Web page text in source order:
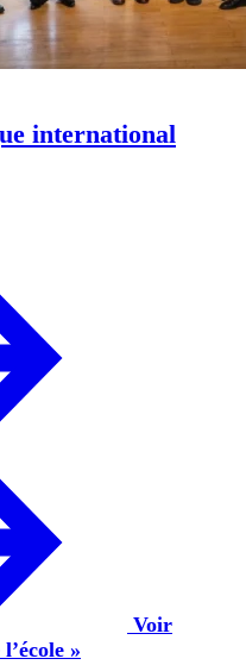
international
Voir
»